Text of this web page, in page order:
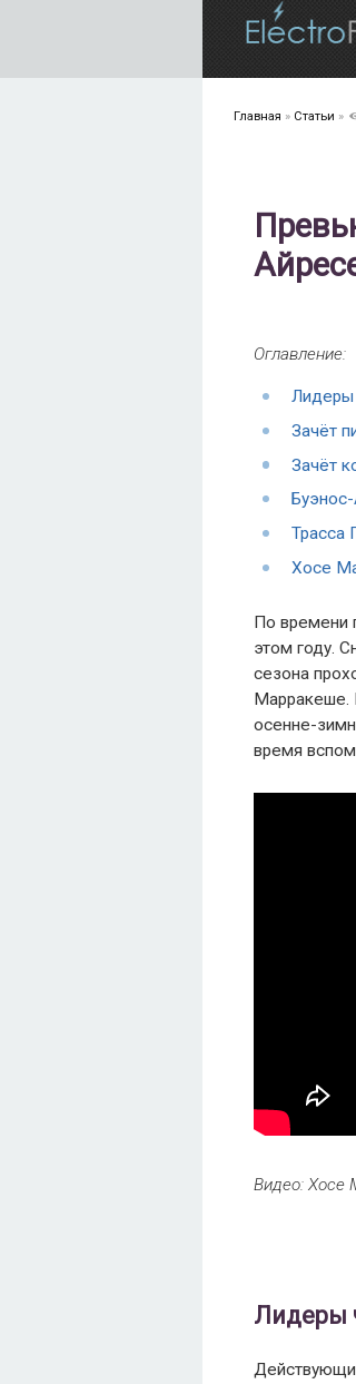
Главная » Статьи »
Оглавление:
Лидеры
Зачёт
Зачёт
Трасса
Хосе
По времени
этом году.
сезона
Марракеше.
осенне-
время
Видео: Хосе
Лидеры